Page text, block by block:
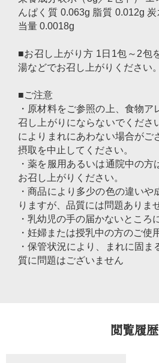
んぱく質 0.063g 脂質 0.012g
当量 0.0018g
■お召し上がり方 1日1包～2包
湯などでお召し上がりください。
■ご注意
・原材料をご参照の上、食物
召し上がりにならないでくださ
によりまれにあわない場合がご
摂取を中止してください。
・薬を服用あるいは通院中の方
お召し上がりください。
・商品により多少の色の違い
りますが、品質には問題ありま
・乳幼児の手の届かないところ
・妊婦または授乳中の方のご使
・保管状況により、まれに固
質に問題はございません
閲覧履歴